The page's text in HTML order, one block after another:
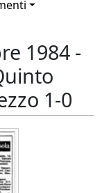
1984 -
1-0